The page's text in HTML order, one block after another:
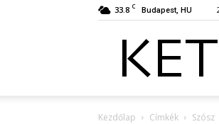
33.8 C Budapest, HU
Kezdőlap Címkék Szósz